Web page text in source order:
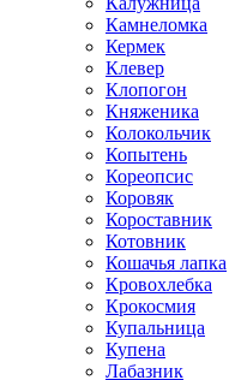
Камнеломка
Кермек
Клевер
Клопогон
Княженика
Колокольчик
Копытень
Кореопсис
Коровяк
Короставник
Котовник
Кошачья лапка
Кровохлебка
Крокосмия
Купальница
Купена
Лабазник